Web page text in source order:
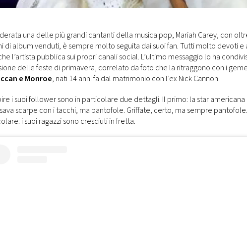
una delle più grandi cantanti della musica pop, Mariah Carey, con
di album venduti, è sempre molto seguita dai suoi fan. Tutti molto devoti e
l’artista pubblica sui propri canali social. L’ultimo messaggio lo ha
delle feste di primavera, correlato da foto che la ritraggono con i
e Monroe, nati 14 anni fa dal matrimonio con l’ex Nick Cannon.
i suoi follower sono in particolare due dettagli. Il primo: la star americana
scarpe con i tacchi, ma pantofole. Griffate, certo, ma sempre
i suoi ragazzi sono cresciuti in fretta.